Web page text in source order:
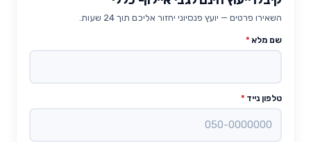
השאירו פרטים — יועץ פנסיוני יחזור אליכם תוך 24 שעות.
שם מלא *
טלפון נייד *